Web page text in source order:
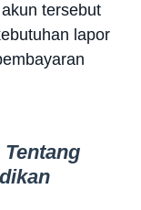
tersebut
lapor